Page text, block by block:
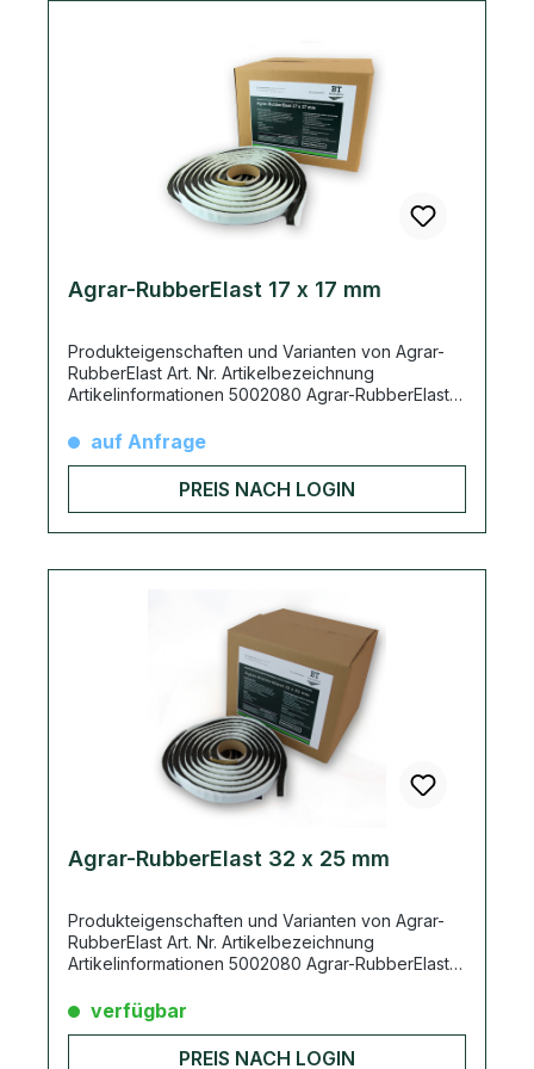
Agrar-RubberElast 17 x 17 mm
Produkteigenschaften und Varianten von Agrar-
RubberElast Art. Nr. Artikelbezeichnung
Artikelinformationen 5002080 Agrar-RubberElast
Palette 5002082 Agrar-RubberElast 32 x 25 mm
4,40m/ Rolle; 17,60m/ Karton; 792m/ Palette
5002083 Agrar-RubberElast 38 x 32 mm 3,20m/
Rolle; 12,80m/ Karton; 576m/ Palette 5002084
auf Anfrage
PREIS NACH LOGIN
Agrar-RubberElast 32 x 25 mm
Produkteigenschaften und Varianten von Agrar-
RubberElast Art. Nr. Artikelbezeichnung
Artikelinformationen 5002080 Agrar-RubberElast
Palette 5002082 Agrar-RubberElast 32 x 25 mm
4,40m/ Rolle; 17,60m/ Karton; 792m/ Palette
5002083 Agrar-RubberElast 38 x 32 mm 3,20m/
verfügbar
PREIS NACH LOGIN